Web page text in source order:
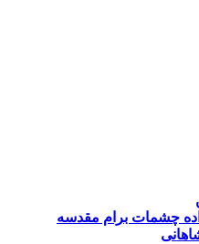
چشمات برام مقدسه